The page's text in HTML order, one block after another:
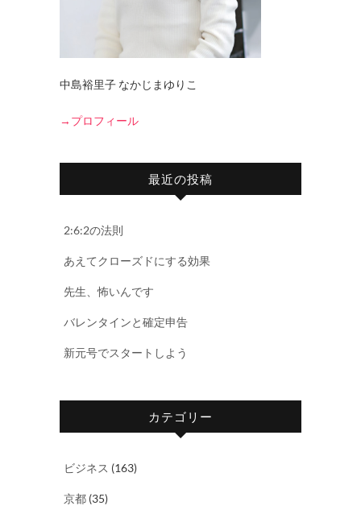
中島裕里子 なかじまゆりこ
→プロフィール
最近の投稿
2:6:2の法則
あえてクローズドにする効果
先生、怖いんです
バレンタインと確定申告
新元号でスタートしよう
カテゴリー
ビジネス (163)
京都 (35)